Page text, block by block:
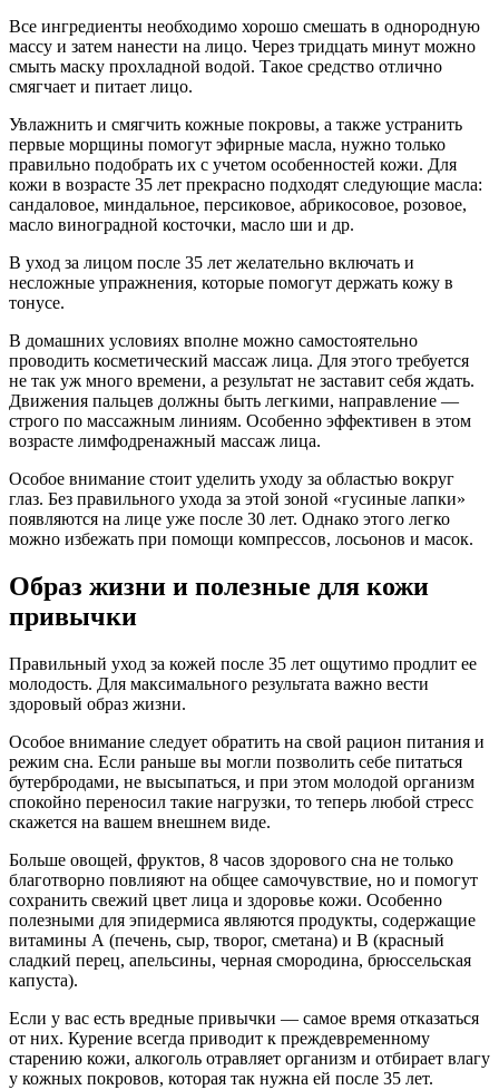
Все ингредиенты необходимо хорошо смешать в однородную
массу и затем нанести на лицо. Через тридцать минут можно
смыть маску прохладной водой. Такое средство отлично
смягчает и питает лицо.
Увлажнить и смягчить кожные покровы, а также устранить
первые морщины помогут эфирные масла, нужно только
правильно подобрать их с учетом особенностей кожи. Для
кожи в возрасте 35 лет прекрасно подходят следующие масла:
сандаловое, миндальное, персиковое, абрикосовое, розовое,
масло виноградной косточки, масло ши и др.
В уход за лицом после 35 лет желательно включать и
несложные упражнения, которые помогут держать кожу в
тонусе.
В домашних условиях вполне можно самостоятельно
проводить косметический массаж лица. Для этого требуется
не так уж много времени, а результат не заставит себя ждать.
Движения пальцев должны быть легкими, направление —
строго по массажным линиям. Особенно эффективен в этом
возрасте лимфодренажный массаж лица.
Особое внимание стоит уделить уходу за областью вокруг
глаз. Без правильного ухода за этой зоной «гусиные лапки»
появляются на лице уже после 30 лет. Однако этого легко
можно избежать при помощи компрессов, лосьонов и масок.
Образ жизни и полезные для кожи
привычки
Правильный уход за кожей после 35 лет ощутимо продлит ее
молодость. Для максимального результата важно вести
здоровый образ жизни.
Особое внимание следует обратить на свой рацион питания и
режим сна. Если раньше вы могли позволить себе питаться
бутербродами, не высыпаться, и при этом молодой организм
спокойно переносил такие нагрузки, то теперь любой стресс
скажется на вашем внешнем виде.
Больше овощей, фруктов, 8 часов здорового сна не только
благотворно повлияют на общее самочувствие, но и помогут
сохранить свежий цвет лица и здоровье кожи. Особенно
полезными для эпидермиса являются продукты, содержащие
витамины А (печень, сыр, творог, сметана) и В (красный
сладкий перец, апельсины, черная смородина, брюссельская
капуста).
Если у вас есть вредные привычки — самое время отказаться
от них. Курение всегда приводит к преждевременному
старению кожи, алкоголь отравляет организм и отбирает влагу
у кожных покровов, которая так нужна ей после 35 лет.